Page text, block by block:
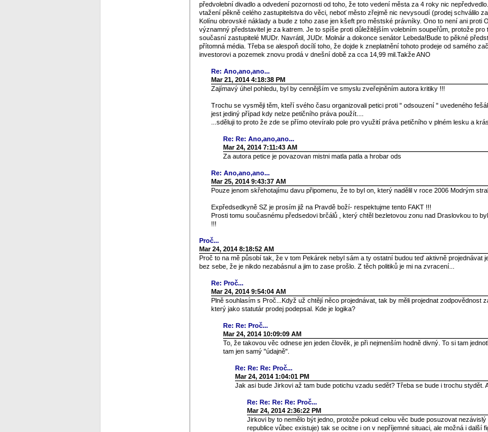
předvolební divadlo a odvedení pozornosti od toho, že toto vedení města za 4 roky nic
vtažení pěkně celého zastupitelstva do věci, neboť město zřejmě nic nevysoudí (prodej schválilo
Kolínu obrovské náklady a bude z toho zase jen kšeft pro městské právníky. Ono to není ani proti
významný představitel je za katrem. Je to spíše proti důležitějším volebním soupeřům, protože pro
současní zastupitelé MUDr. Navrátil, JUDr. Molnár a dokonce senátor Lebeda!Bude to pěkné
přítomná média. Třeba se alespoň docílí toho, že dojde k zneplatnění tohoto prodeje od samého
investorovi a pozemek znovu prodá v dnešní době za cca 14,99 mil.Takže ANO
Re: Ano,ano,ano...
Mar 21, 2014 4:18:38 PM
Zajímavý úhel pohledu, byl by cennějším ve smyslu zveřejněním autora kritiky !!!
Trochu se vysměji těm, kteří svého času organizovali petici proti " odsouzení " uvedeného
jest jediný případ kdy nelze petičního práva použít....
...sděluji to proto že zde se přímo otevíralo pole pro využití práva petičního v plném lesku a
Re: Re: Ano,ano,ano...
Mar 24, 2014 7:11:43 AM
Za autora petice je povazovan mistni matla patla a hrobar ods
Re: Ano,ano,ano...
Mar 25, 2014 9:43:37 AM
Pouze jenom skřehotajímu davu připomenu, že to byl on, který nadělil v roce 2006 Modrým
Expředsedkyně SZ je prosím již na Pravdě boží- respektujme tento FAKT !!!
Prosti tomu současnému předsedovi brčálů , který chtěl bezletovou zonu nad Draslovkou to
!!!
Proč...
Mar 24, 2014 8:18:52 AM
Proč to na mě působí tak, že v tom Pekárek nebyl sám a ty ostatní budou teď aktivně projednávat
bez sebe, že je nikdo nezabásnul a jim to zase prošlo. Z těch politiků je mi na zvracení...
Re: Proč...
Mar 24, 2014 9:54:04 AM
Plně souhlasím s Proč...Když už chtějí něco projednávat, tak by měli projednat zodpovědnost
který jako statutár prodej podepsal. Kde je logika?
Re: Re: Proč...
Mar 24, 2014 10:09:09 AM
To, že takovou věc odnese jen jeden člověk, je při nejmenším hodně divný. To si tam
tam jen samý "údajně".
Re: Re: Re: Proč...
Mar 24, 2014 1:04:01 PM
Jak asi bude Jirkovi až tam bude potichu vzadu sedět? Třeba se bude i trochu stydět.
Re: Re: Re: Re: Proč...
Mar 24, 2014 2:36:22 PM
Jirkovi by to nemělo být jedno, protože pokud celou věc bude posuzovat
republice vůbec existuje) tak se ocitne i on v nepříjemné situaci, ale možná i další